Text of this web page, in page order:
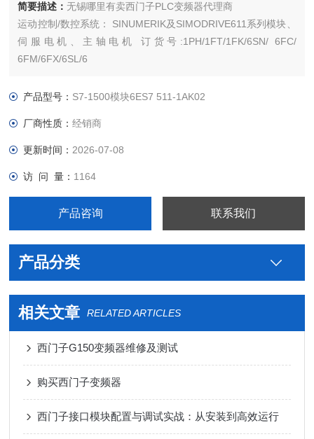
简要描述：无锡哪里有卖西门子PLC变频器代理商
运动控制/数控系统： SINUMERIK及SIMODRIVE611系列模块、
伺服电机、主轴电机 订货号:1PH/1FT/1FK/6SN/ 6FC/
6FM/6FX/6SL/6
ET200 S SP 变频器V系列 MM系列 6SE70停产工程型变频器
产品型号： S7-1500模块6ES7 511-1AK02
厂商性质：经销商
更新时间： 2026-07-08
访 问 量： 1164
产品咨询 联系我们
产品分类
相关文章 RELATED ARTICLES
西门子G150变频器维修及测试
购买西门子变频器
西门子接口模块配置与调试实战：从安装到高效运行